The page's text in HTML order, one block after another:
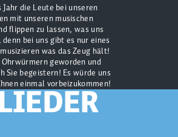
die Leute bei unseren
mit unseren musischen
flippen zu lassen, was uns
bei uns gibt es nur eines
was das Zeug hält!
geworden und
Sie begeistern! Es würde uns
einmal vorbeizukommen!